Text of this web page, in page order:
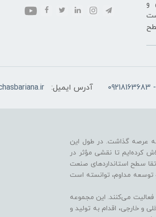
و
آدرس ایمیل:
پا به عرصه گذاشت. در طول این
کرده‌ایم تا نقشی مؤثر در
سطح استانداردهای صنعت
توسعه مداوم، توانسته است
می‌کنند. این مجموعه
و خارجی، اقدام به تولید و